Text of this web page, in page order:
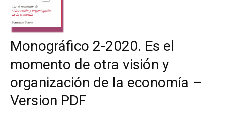
Monográfico 2-2020. Es el
momento de otra visión y
organización de la economía –
Version PDF